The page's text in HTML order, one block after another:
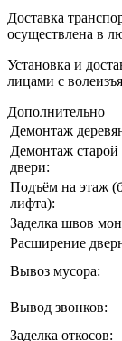
Доставка
осуществлена в
Установка и
лицами с
Дополнительно
Демонтаж
Демонтаж старой
двери:
Подъём на этаж
лифта):
Заделка швов
Расширение
Вывоз мусора:
Вывод звонков:
Заделка откосов: